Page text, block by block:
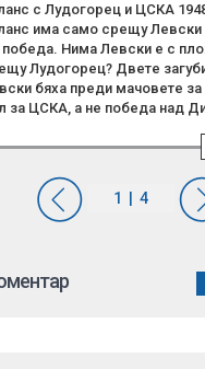
с Лудогорец и ЦСКА
има само срещу Левски
победа. Нима Левски е с
Лудогорец? Двете
бяха преди мачовете за
за ЦСКА, а не победа над